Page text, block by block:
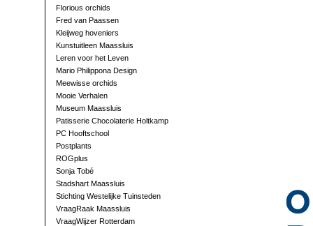
Florious orchids
Fred van Paassen
Kleijweg hoveniers
Kunstuitleen Maassluis
Leren voor het Leven
Mario Philippona Design
Meewisse orchids
Mooie Verhalen
Museum Maassluis
Patisserie Chocolaterie Holtkamp
PC Hooftschool
Postplants
ROGplus
Sonja Tobé
Stadshart Maassluis
Stichting Westelijke Tuinsteden
VraagRaak Maassluis
VraagWijzer Rotterdam